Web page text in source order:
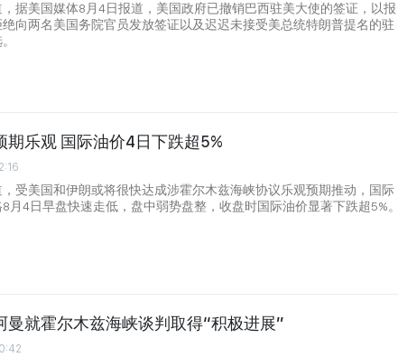
据美国媒体8月4日报道，美国政府已撤销巴西驻美大使的签证，以报
向两名美国务院官员发放签证以及迟迟未接受美总统特朗普提名的驻
期乐观 国际油价4日下跌超5%
受美国和伊朗或将很快达成涉霍尔木兹海峡协议乐观预期推动，国际
月4日早盘快速走低，盘中弱势盘整，收盘时国际油价显著下跌超5%。
曼就霍尔木兹海峡谈判取得“积极进展”